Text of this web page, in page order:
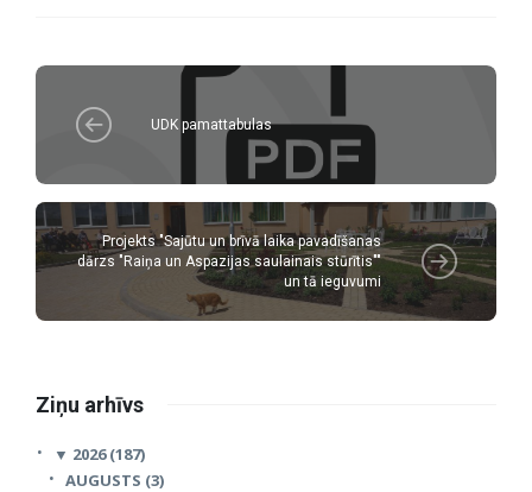
UDK pamattabulas
Projekts "Sajūtu un brīvā laika pavadīšanas
dārzs "Raiņa un Aspazijas saulainais stūrītis""
un tā ieguvumi
Ziņu arhīvs
▼ 2026 (187)
AUGUSTS (3)